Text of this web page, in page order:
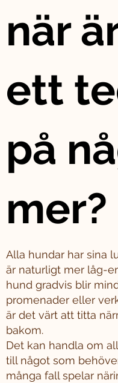
när
ett
på
mer?
Alla hundar har sina
är naturligt mer låg-
hund gradvis blir
promenader eller
är det värt att titta
bakom.
Det kan handla om
till något som
många fall spelar